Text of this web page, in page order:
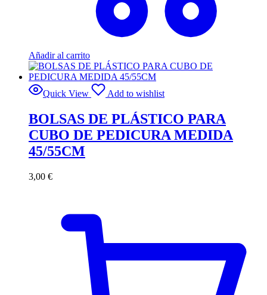
Añadir al carrito
Quick View Add to wishlist
BOLSAS DE PLÁSTICO PARA
CUBO DE PEDICURA MEDIDA
45/55CM
3,00 €